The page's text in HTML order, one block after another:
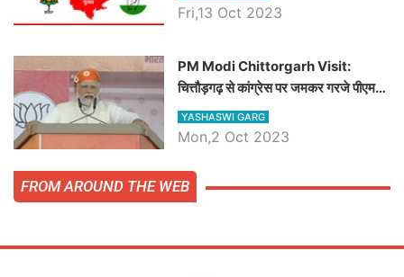
Fri,13 Oct 2023
PM Modi Chittorgarh Visit:
चित्तौड़गढ़ से कांग्रेस पर जमकर गरजे पीएम
मोदी, जाने प्रधानमंत्री के भाषण की बड़ी
बातें, देखें वीडियो
YASHASWI GARG
Mon,2 Oct 2023
FROM AROUND THE WEB